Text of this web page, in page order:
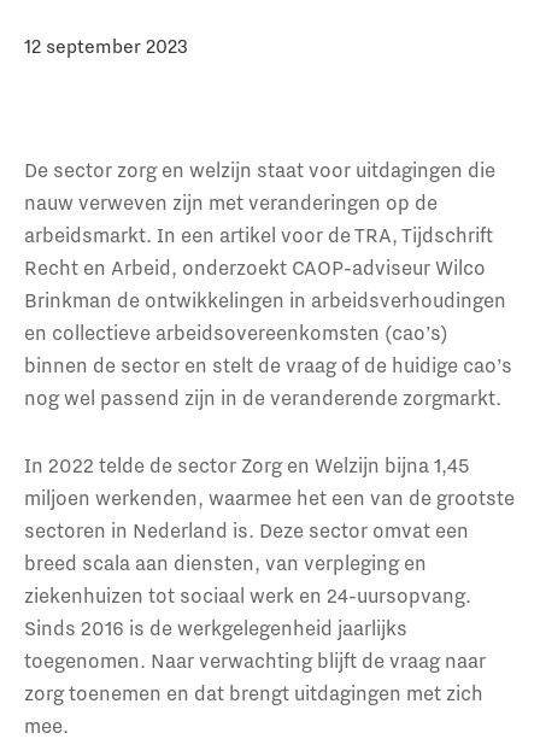
12 september 2023
De sector zorg en welzijn staat voor uitdagingen die
nauw verweven zijn met veranderingen op de
arbeidsmarkt. In een artikel voor de TRA, Tijdschrift
Recht en Arbeid, onderzoekt CAOP-adviseur Wilco
Brinkman de ontwikkelingen in arbeidsverhoudingen
en collectieve arbeidsovereenkomsten (cao’s)
binnen de sector en stelt de vraag of de huidige cao’s
nog wel passend zijn in de veranderende zorgmarkt.
In 2022 telde de sector Zorg en Welzijn bijna 1,45
miljoen werkenden, waarmee het een van de grootste
sectoren in Nederland is. Deze sector omvat een
breed scala aan diensten, van verpleging en
ziekenhuizen tot sociaal werk en 24-uursopvang.
Sinds 2016 is de werkgelegenheid jaarlijks
toegenomen. Naar verwachting blijft de vraag naar
zorg toenemen en dat brengt uitdagingen met zich
mee.